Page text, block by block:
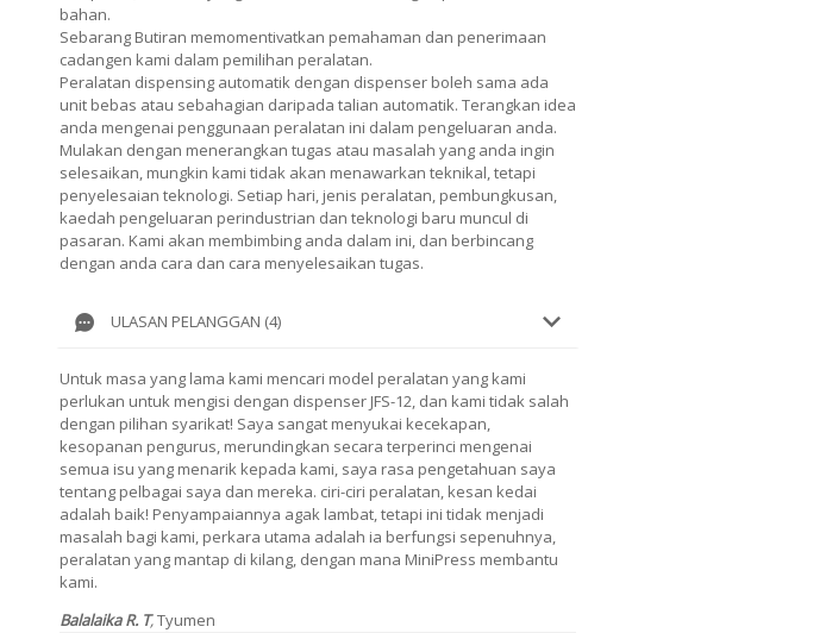
bahan.
Sebarang Butiran memomentivatkan pemahaman dan penerimaan
cadangen kami dalam pemilihan peralatan.
Peralatan dispensing automatik dengan dispenser boleh sama ada
unit bebas atau sebahagian daripada talian automatik. Terangkan idea
anda mengenai penggunaan peralatan ini dalam pengeluaran anda.
Mulakan dengan menerangkan tugas atau masalah yang anda ingin
selesaikan, mungkin kami tidak akan menawarkan teknikal, tetapi
penyelesaian teknologi. Setiap hari, jenis peralatan, pembungkusan,
kaedah pengeluaran perindustrian dan teknologi baru muncul di
pasaran. Kami akan membimbing anda dalam ini, dan berbincang
dengan anda cara dan cara menyelesaikan tugas.
ULASAN PELANGGAN (4)
Untuk masa yang lama kami mencari model peralatan yang kami
perlukan untuk mengisi dengan dispenser JFS-12, dan kami tidak salah
dengan pilihan syarikat! Saya sangat menyukai kecekapan,
kesopanan pengurus, merundingkan secara terperinci mengenai
semua isu yang menarik kepada kami, saya rasa pengetahuan saya
tentang pelbagai saya dan mereka. ciri-ciri peralatan, kesan kedai
adalah baik! Penyampaiannya agak lambat, tetapi ini tidak menjadi
masalah bagi kami, perkara utama adalah ia berfungsi sepenuhnya,
peralatan yang mantap di kilang, dengan mana MiniPress membantu
kami.
Balalaika R. T,Tyumen